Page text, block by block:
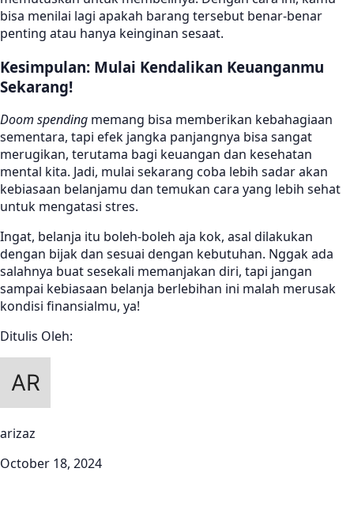
bisa menilai lagi apakah barang tersebut benar-benar
penting atau hanya keinginan sesaat.
Kesimpulan: Mulai Kendalikan Keuanganmu
Sekarang!
Doom spending memang bisa memberikan kebahagiaan
sementara, tapi efek jangka panjangnya bisa sangat
merugikan, terutama bagi keuangan dan kesehatan
mental kita. Jadi, mulai sekarang coba lebih sadar akan
kebiasaan belanjamu dan temukan cara yang lebih sehat
untuk mengatasi stres.
Ingat, belanja itu boleh-boleh aja kok, asal dilakukan
dengan bijak dan sesuai dengan kebutuhan. Nggak ada
salahnya buat sesekali memanjakan diri, tapi jangan
sampai kebiasaan belanja berlebihan ini malah merusak
kondisi finansialmu, ya!
Ditulis Oleh:
arizaz
October 18, 2024